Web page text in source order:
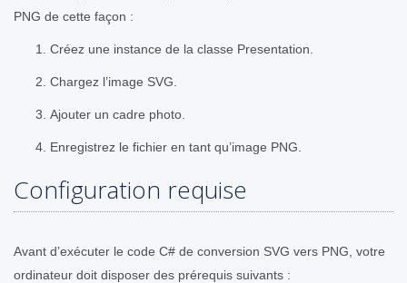
PNG de cette façon :
Créez une instance de la classe Presentation.
Chargez l’image SVG.
Ajouter un cadre photo.
Enregistrez le fichier en tant qu’image PNG.
Configuration requise
Avant d’exécuter le code C# de conversion SVG vers PNG, votre
ordinateur doit disposer des prérequis suivants :